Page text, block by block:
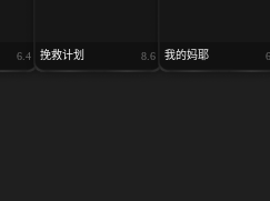
6.4 挽救计划 8.6 我的妈耶